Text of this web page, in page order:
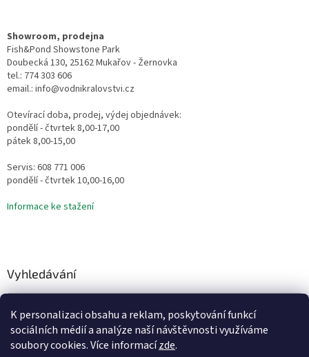
K personalizaci obsahu a reklam, poskytování funkcí
sociálních médií a analýze naší návštěvnosti využíváme
soubory cookies. Více informacízde.
Showroom, prodejna
Fish&Pond Showstone Park
Doubecká 130, 25162 Mukařov - Žernovka
tel.: 774 303 606
email.: info@vodnikralovstvi.cz
Otevírací doba, prodej, výdej objednávek:
pondělí - čtvrtek 8,00-17,00
pátek 8,00-15,00
Servis: 608 771 006
pondělí - čtvrtek 10,00-16,00
Informace ke stažení
Vyhledávání
HLEDAT